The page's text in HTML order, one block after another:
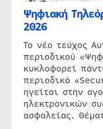
Ψηφιακή
2026
Το νέο τεύχος
περιοδικού
κυκλοφορεί
περιοδικό
ηγείται στην
ηλεκτρονικών
ασφαλείας.